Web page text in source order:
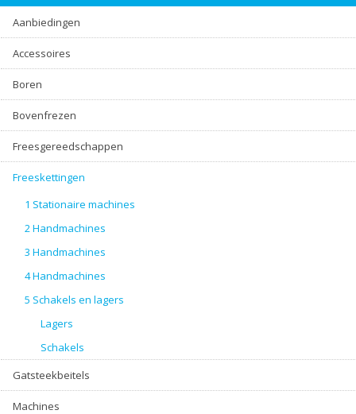
Aanbiedingen
Accessoires
Boren
Bovenfrezen
Freesgereedschappen
Freeskettingen
1 Stationaire machines
2 Handmachines
3 Handmachines
4 Handmachines
5 Schakels en lagers
Lagers
Schakels
Gatsteekbeitels
Machines